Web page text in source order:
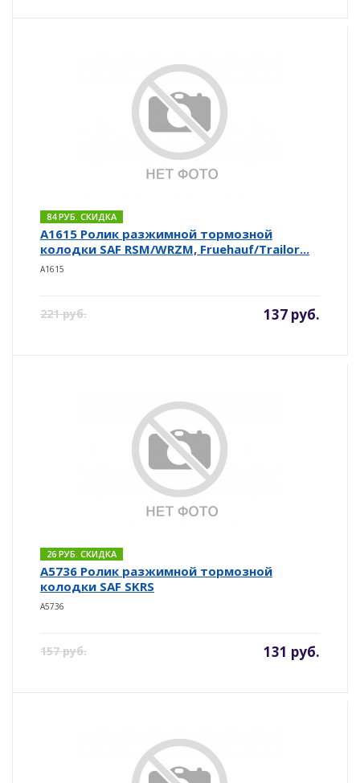
84 РУБ. СКИДКА
A1615 Ролик разжимной тормозной
колодки SAF RSM/WRZM, Fruehauf/Trailor...
A1615
221 руб. 137 руб.
26 РУБ. СКИДКА
A5736 Ролик разжимной тормозной
колодки SAF SKRS
A5736
157 руб. 131 руб.